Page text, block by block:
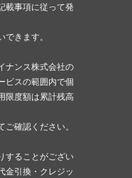
載事項に従って発
きます。
ナンス株式会社の
ビスの範囲内で個
限度額は累計残高
確認ください。
することがござい
金引換・クレジッ